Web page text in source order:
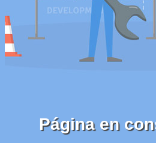
Página en